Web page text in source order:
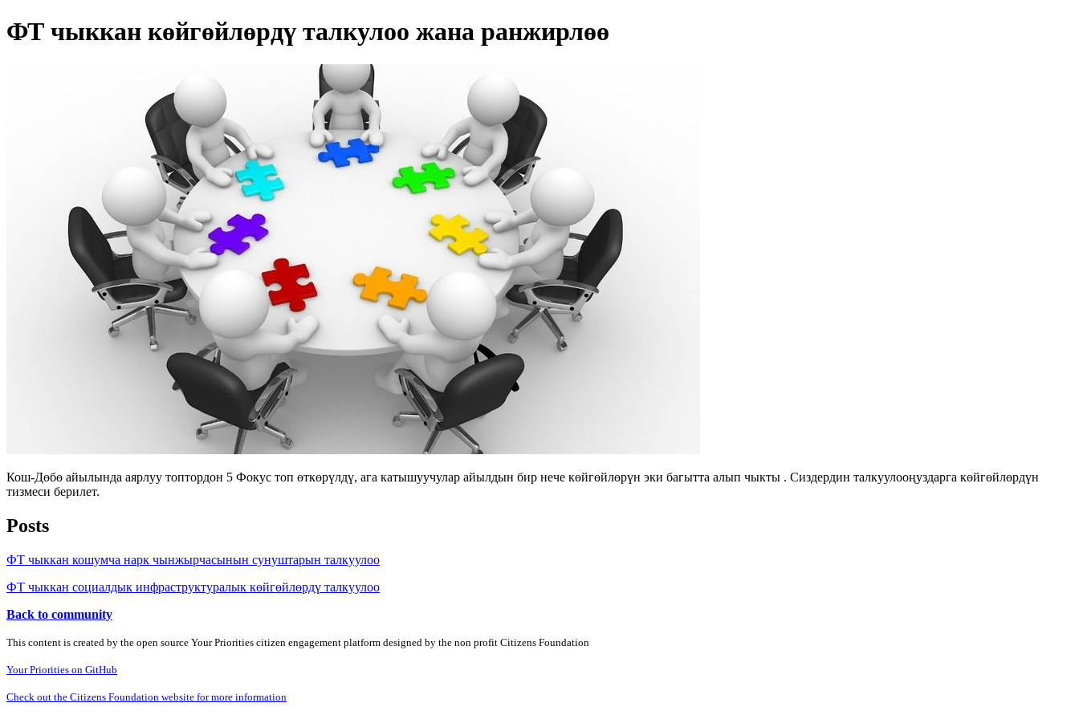
ФТ чыккан көйгөйлөрдү талкулоо жана ранжирлөө
Кош-Дөбө айылында аярлуу топтордон 5 Фокус топ өткөрүлдү, ага катышуучулар айылдын бир нече көйгөйлөрүн эки багытта алып чыкты . Сиздердин талкуулооңуздарга көйгөйлөрдүн
тизмеси берилет.
Posts
ФТ чыккан кошумча нарк чынжырчасынын сунуштарын талкуулоо
ФТ чыккан социалдык инфраструктуралык көйгөйлөрдү талкуулоо
Back to community
This content is created by the open source Your Priorities citizen engagement platform designed by the non profit Citizens Foundation
Your Priorities on GitHub
Check out the Citizens Foundation website for more information